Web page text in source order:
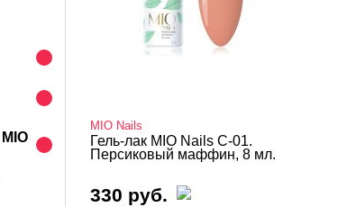
MIO Nails
Гель-лак MIO Nails C-01.
Персиковый маффин, 8 мл.
330 руб.